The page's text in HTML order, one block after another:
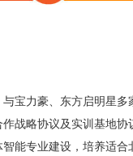
与宝力豪、东方启明星
战略协议及实训基地协议
智能专业建设，培养适